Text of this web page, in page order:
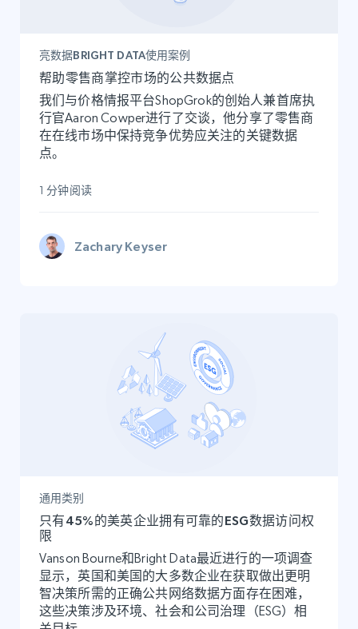
亮数据BRIGHT DATA使用案例
帮助零售商掌控市场的公共数据点
我们与价格情报平台ShopGrok的创始人兼首席执
行官Aaron Cowper进行了交谈，他分享了零售商
在在线市场中保持竞争优势应关注的关键数据
点。
1 分钟阅读
Zachary Keyser
通用类别
只有45%的美英企业拥有可靠的ESG数据访问权
限
Vanson Bourne和Bright Data最近进行的一项调查
显示，英国和美国的大多数企业在获取做出更明
智决策所需的正确公共网络数据方面存在困难，
这些决策涉及环境、社会和公司治理（ESG）相